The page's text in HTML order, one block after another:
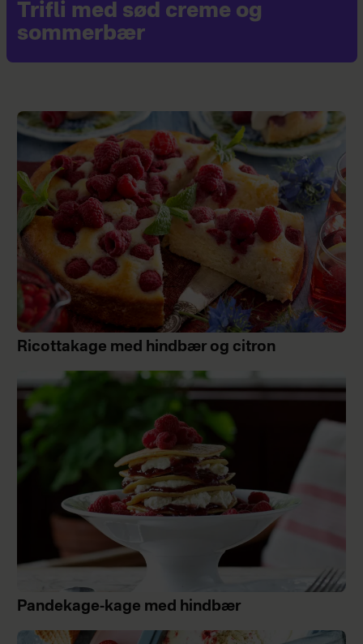
Trifli med sød creme og
sommerbær
Ricottakage med hindbær og citron
Pandekage-kage med hindbær